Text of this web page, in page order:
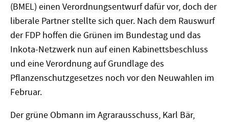
(BMEL) einen Verordnungsentwurf dafür vor, doch der
liberale Partner stellte sich quer. Nach dem Rauswurf
der FDP hoffen die Grünen im Bundestag und das
Inkota-Netzwerk nun auf einen Kabinettsbeschluss
und eine Verordnung auf Grundlage des
Pflanzenschutzgesetzes noch vor den Neuwahlen im
Februar.
Der grüne Obmann im Agrarausschuss, Karl Bär,